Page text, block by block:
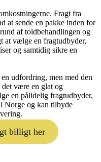
Fragt fra
at sende en pakke inden for
af toldbehandlingen og
at vælge en fragtudbyder,
og samtidig sikre en
udfordring, men med den
være en glat og
en pålidelig fragtudbyder,
Norge og kan tilbyde
billigt her